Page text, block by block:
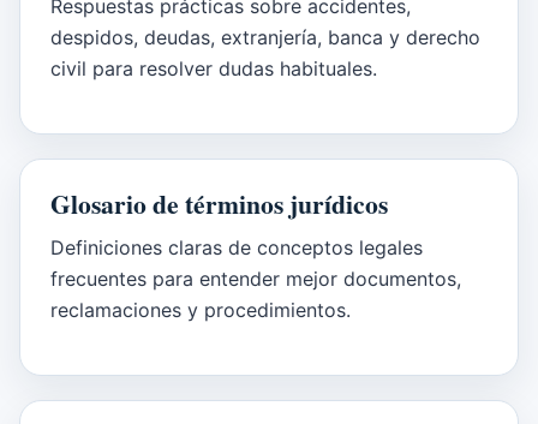
Respuestas prácticas sobre accidentes,
despidos, deudas, extranjería, banca y derecho
civil para resolver dudas habituales.
Glosario de términos jurídicos
Definiciones claras de conceptos legales
frecuentes para entender mejor documentos,
reclamaciones y procedimientos.